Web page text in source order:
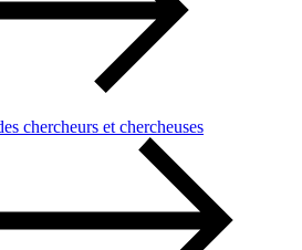
chercheurs et chercheuses